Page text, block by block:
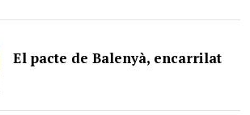
El pacte de Balenyà, encarrilat